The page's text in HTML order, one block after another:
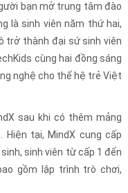
bạn mở trung tâm đào
là sinh viên năm thứ hai,
trở thành đại sứ sinh viên
cùng hai đồng sáng
nghệ cho thế hệ trẻ Việt
sau khi có thêm mảng
Hiện tại, MindX cung cấp
sinh viên từ cấp 1 đến
gồm lập trình trò chơi,